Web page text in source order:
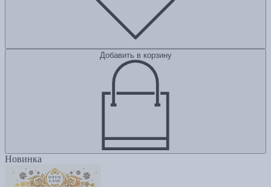
Добавить в корзину
Новинка